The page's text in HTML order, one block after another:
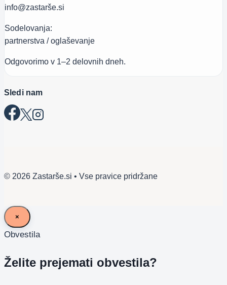
info@zastarše.si
Sodelovanja:
partnerstva / oglaševanje
Odgovorimo v 1–2 delovnih dneh.
Sledi nam
© 2026 Zastarše.si • Vse pravice pridržane
×
Obvestila
Želite prejemati obvestila?